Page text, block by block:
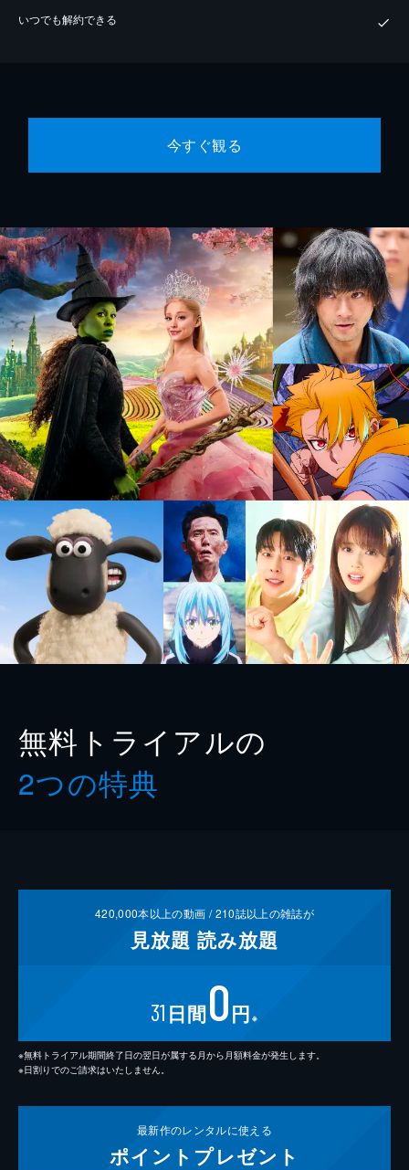
いつでも解約できる
今すぐ観る
無料トライアルの
2つの特典
420,000本以上の動画 /210誌以上の雑誌が
見放題 読み放題
31 日間0円 ※
※無料トライアル期間終了日の翌日が属する月から月額料金が発生します。
※日割りでのご請求はいたしません。
最新作のレンタルに使える
ポイント プレゼント